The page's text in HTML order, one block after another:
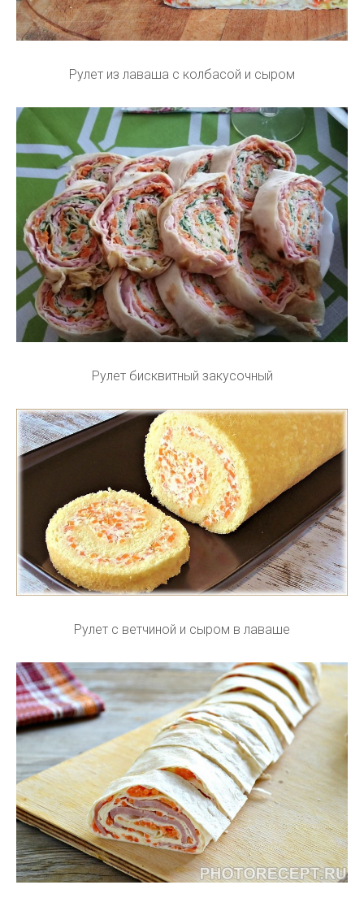
Рулет из лаваша с колбасой и сыром
Рулет бисквитный закусочный
Рулет с ветчиной и сыром в лаваше